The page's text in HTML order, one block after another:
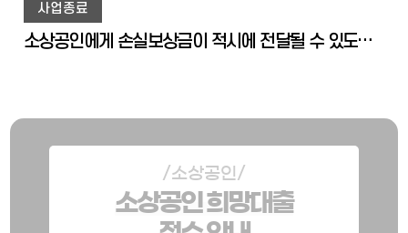
사업종료
소상공인에게 손실보상금이 적시에 전달될 수 있도록 일정금액을 우선 지급하고, 추후 확정되는 손실보상금으로 차감하여 운영합니다.
/소상공인/
소상공인 희망대출